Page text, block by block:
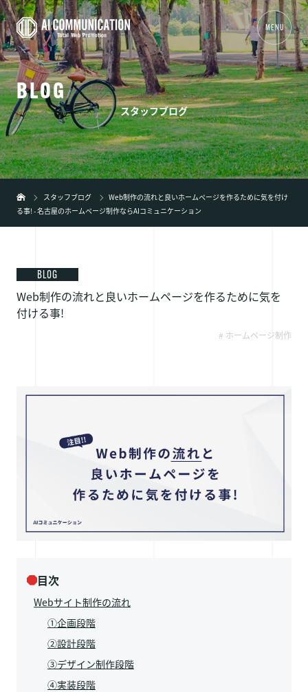
MENU
01 TOP
02事業内容+
03 制作実績
05 新着情報
弊社の特徴
BLOG
スタッフブログ
スタッフブログ
Web制作の流れと良いホームページを作るために気を付け
る事! - 名古屋のホームページ制作ならAIコミュニケーション
BLOG
Web制作の流れと良いホームページを作るために気を
付ける事!
# ホームページ制作
目次
Webサイト制作の流れ
①企画段階
②設計段階
③デザイン制作段階
④実装段階